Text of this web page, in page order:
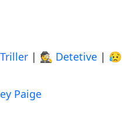
| 🕵 Detetive | 😥
Paige